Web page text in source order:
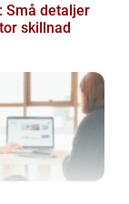
Små detaljer
skillnad